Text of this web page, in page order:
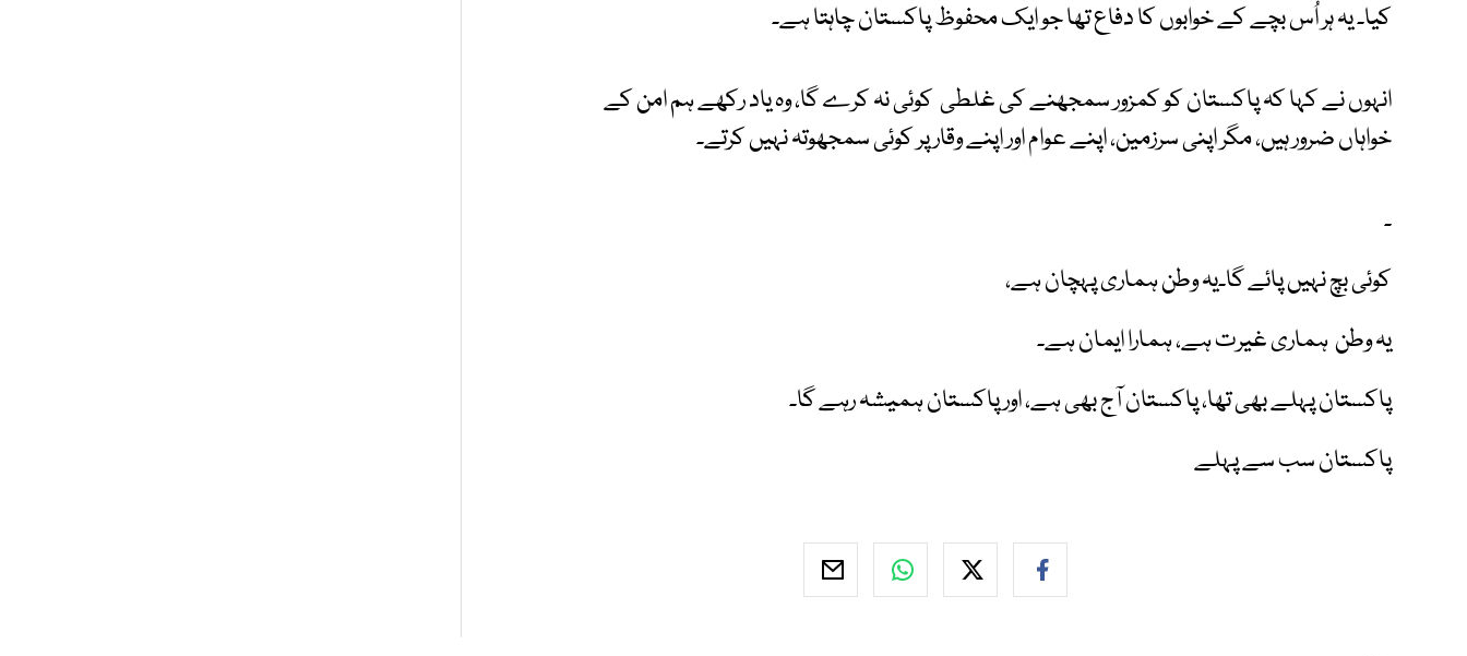
کیا۔ یہ ہر اُس بچے کے خوابوں کا دفاع تھا جو ایک محفوظ پاکستان چاہتا ہے۔
انہوں نے کہا کہ پاکستان کو کمزور سمجھنے کی غلطی کوئی نہ کرے گا، وہ یاد رکھے ہم امن کے
خواہاں ضرور ہیں، مگر اپنی سرزمین، اپنے عوام اور اپنے وقار پر کوئی سمجھوتہ نہیں کرتے۔
۔
کوئی بچ نہیں پائے گا۔یہ وطن ہماری پہچان ہے،
یہ وطن ہماری غیرت ہے، ہمارا ایمان ہے۔
پاکستان پہلے بھی تھا، پاکستان آج بھی ہے، اور پاکستان ہمیشہ رہے گا۔
پاکستان سب سے پہلے